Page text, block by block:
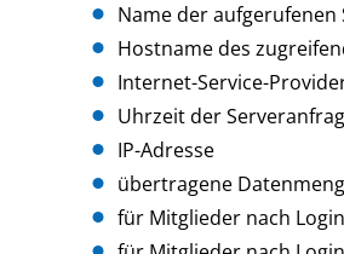
Name der aufgerufenen
Hostname des
Internet-Service-
Uhrzeit der
IP-Adresse
übertragene
für Mitglieder nach